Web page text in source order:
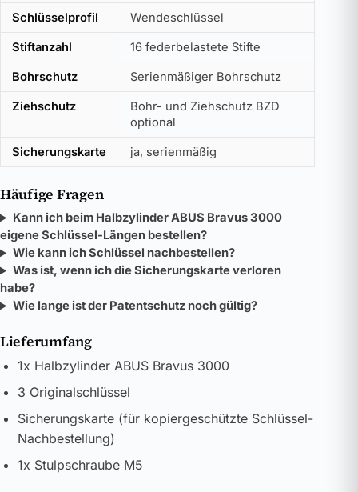
Schlüsselprofil Wendeschlüssel
Stiftanzahl 16 federbelastete Stifte
Bohrschutz Serienmäßiger Bohrschutz
Ziehschutz
Bohr- und Ziehschutz BZD
optional
Sicherungskarte ja, serienmäßig
Häufige Fragen
Kann ich beim Halbzylinder ABUS Bravus 3000
eigene Schlüssel-Längen bestellen?
Wie kann ich Schlüssel nachbestellen?
Was ist, wenn ich die Sicherungskarte verloren
habe?
Wie lange ist der Patentschutz noch gültig?
Lieferumfang
1x Halbzylinder ABUS Bravus 3000
3 Originalschlüssel
Sicherungskarte (für kopiergeschützte Schlüssel-
Nachbestellung)
1x Stulpschraube M5